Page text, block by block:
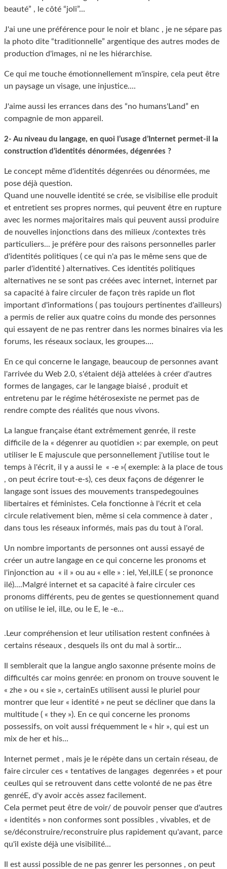
beauté” , le côté “joli”...
J'ai une une préférence pour le noir et blanc , je ne sépare pas
la photo dite “traditionnelle” argentique des autres modes de
production d'images, ni ne les hiérarchise.
Ce qui me touche émotionnellement m'inspire, cela peut être
un paysage un visage, une injustice....
J'aime aussi les errances dans des “no humans'Land” en
compagnie de mon appareil.
2- Au niveau du langage, en quoi l’usage d’Internet permet-il la
construction d’identités dénormées, dégenrées ?
Le concept même d'identités dégenrées ou dénormées, me
pose déjà question.
Quand une nouvelle identité se crée, se visibilise elle produit
et entretient ses propres normes, qui peuvent être en rupture
avec les normes majoritaires mais qui peuvent aussi produire
de nouvelles injonctions dans des milieux /contextes très
particuliers... je préfère pour des raisons personnelles parler
d'identités politiques ( ce qui n'a pas le même sens que de
parler d'identité ) alternatives. Ces identités politiques
alternatives ne se sont pas créées avec internet, internet par
sa capacité à faire circuler de façon très rapide un flot
important d'informations ( pas toujours pertinentes d'ailleurs)
a permis de relier aux quatre coins du monde des personnes
qui essayent de ne pas rentrer dans les normes binaires via les
forums, les réseaux sociaux, les groupes....
En ce qui concerne le langage, beaucoup de personnes avant
l'arrivée du Web 2.0, s'étaient déjà attelées à créer d'autres
formes de langages, car le langage biaisé , produit et
entretenu par le régime hétérosexiste ne permet pas de
rendre compte des réalités que nous vivons.
La langue française étant extrêmement genrée, il reste
difficile de la « dégenrer au quotidien »: par exemple, on peut
utiliser le E majuscule que personnellement j'utilise tout le
temps à l'écrit, il y a aussi le « -e »( exemple: à la place de tous
, on peut écrire tout-e-s), ces deux façons de dégenrer le
langage sont issues des mouvements transpedegouines
libertaires et féministes. Cela fonctionne à l'écrit et cela
circule relativement bien, même si cela commence à dater ,
dans tous les réseaux informés, mais pas du tout à l'oral.
Un nombre importants de personnes ont aussi essayé de
créer un autre langage en ce qui concerne les pronoms et
l'injonction au « il » ou au « elle » : iel, Yel,ilLE ( se prononce
ilé)....Malgré internet et sa capacité à faire circuler ces
pronoms différents, peu de gentes se questionnement quand
on utilise le iel, ilLe, ou le E, le -e...
.Leur compréhension et leur utilisation restent confinées à
certains réseaux , desquels ils ont du mal à sortir...
Il semblerait que la langue anglo saxonne présente moins de
difficultés car moins genrée: en pronom on trouve souvent le
« zhe » ou « sie », certainEs utilisent aussi le pluriel pour
montrer que leur « identité » ne peut se décliner que dans la
multitude ( « they »). En ce qui concerne les pronoms
possessifs, on voit aussi fréquemment le « hir », qui est un
mix de her et his...
Internet permet , mais je le répète dans un certain réseau, de
faire circuler ces « tentatives de langages degenrées » et pour
ceulLes qui se retrouvent dans cette volonté de ne pas être
genréE, d'y avoir accès assez facilement.
Cela permet peut être de voir/ de pouvoir penser que d'autres
« identités » non conformes sont possibles , vivables, et de
se/déconstruire/reconstruire plus rapidement qu'avant, parce
qu'il existe déjà une visibilité...
Il est aussi possible de ne pas genrer les personnes , on peut